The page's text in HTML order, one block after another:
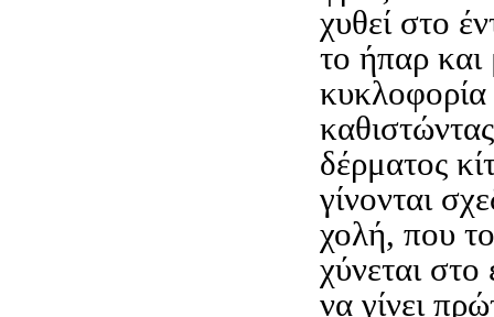
χυθεί στο
το ήπαρ και
κυκλοφορία
δέρματος
γίνονται
χολή, που
χύνεται στο
να γίνει